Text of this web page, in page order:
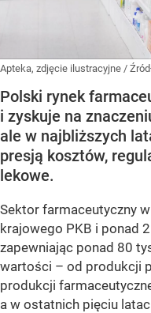
Apteka, zdjęcie ilustracyjne /
Polski rynek
i zyskuje na
ale w najbliższych
presją kosztów,
lekowe.
Sektor farmaceutyczny
krajowego PKB i ponad
zapewniając ponad 80
wartości – od produkcji
produkcji
a w ostatnich pięciu